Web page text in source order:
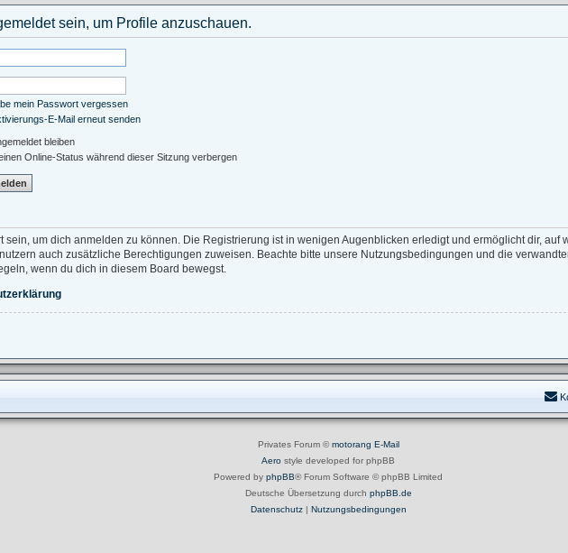
sein, um Profile anzuschauen.
mein Passwort vergessen
E-Mail erneut senden
bleiben
Online-Status während dieser Sitzung verbergen
sein, um dich anmelden zu können. Die Registrierung ist in wenigen Augenblicken erledigt und ermöglicht dir, auf
auch zusätzliche Berechtigungen zuweisen. Beachte bitte unsere Nutzungsbedingungen und die
wenn du dich in diesem Board bewegst.
Privates Forum ©motorang E-Mail
Aero style developed for phpBB
Powered by phpBB® Forum Software © phpBB Limited
Deutsche Übersetzung durch phpBB.de
Datenschutz| Nutzungsbedingungen